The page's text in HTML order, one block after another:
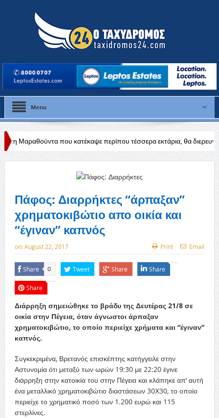
Menu
που κατέκαψε περίπου τέσσερα εκτάρια, θα διερευνηθούν τα αίτια
Πάφος: Διαρρήκτες “άρπαξαν”
χρηματοκιβώτιο απο οικία και
“έγιναν” καπνός
on:August 22, 2017 Print Email
Share 0 Tweet Share Share
Share
Διάρρηξη σημειώθηκε το βράδυ της Δευτέρας 21/8 σε
οικία στην Πέγεια, όταν άγνωστοι άρπαξαν
χρηματοκιβώτιο, το οποίο περιείχε χρήματα και “έγιναν”
καπνός.
Συγκεκριμένα, Βρετανός επισκέπτης κατήγγειλε στην
Αστυνομία ότι μεταξύ των ωρών 19:30 με 22:20 έγινε
διάρρηξη στην κατοικία του στην Πέγεια και κλάπηκε απ’ αυτή
ένα μεταλλικό χρηματοκιβώτιο διαστάσεων 30Χ30, το οποίο
περιείχε το χρηματικό ποσό των 1.200 ευρώ και 115
στερλίνες.